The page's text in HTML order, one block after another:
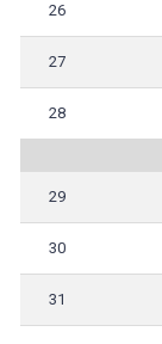
26
27
28
29
30
31